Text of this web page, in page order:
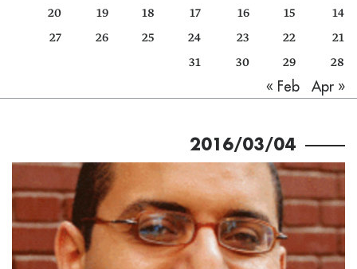
الأرشيف14
15
16
17
18
19
20
21
22
23
24
25
26
27
28
29
30
31
« Feb
Apr »
2016/03/04